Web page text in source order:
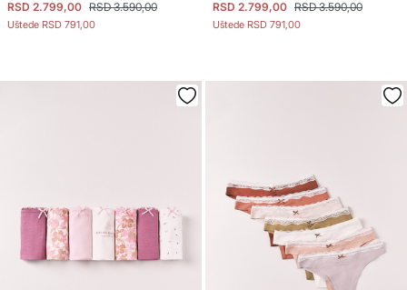
RSD 2.799,00 RSD 3.590,00
Uštede RSD 791,00
RSD 2.799,00 RSD 3.590,00
Uštede RSD 791,00